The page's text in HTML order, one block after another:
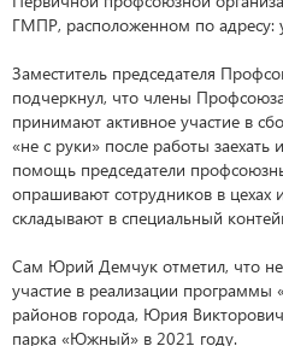
ГМПР, расположенном по адресу:
Заместитель председателя
подчеркнул, что члены
принимают активное участие в
«не с руки» после работы заехать
помощь председатели
опрашивают сотрудников в
складывают в специальный
Сам Юрий Демчук отметил, что
участие в реализации
районов города, Юрия
парка «Южный» в 2021 году.